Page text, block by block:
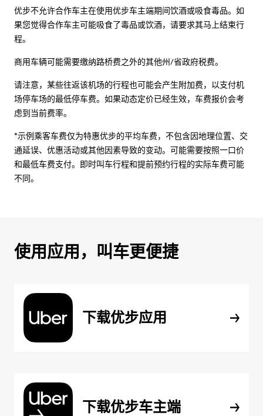
优步不允许合作车主在使用优步车主端期间饮酒或吸食毒品。如
果您觉得合作车主可能吸食了毒品或饮酒，请要求其马上结束行
程。
商用车辆可能需要缴纳路桥费之外的其他州/省政府税费。
请注意，某些往返该机场的行程也可能会产生附加费，以支付机
场停车场的最低停车费。如果动态定价已经生效，车费报价会考
虑到当前费率。
*示例乘客车费仅为特惠优步的平均车费，不包含因地理位置、交
通延误、优惠活动或其他因素导致的变动。可能需要按照一口价
和最低车费支付。即时叫车行程和提前预约行程的实际车费可能
不同。
使用应用，叫车更便捷
下载优步应用
下载优步车主端